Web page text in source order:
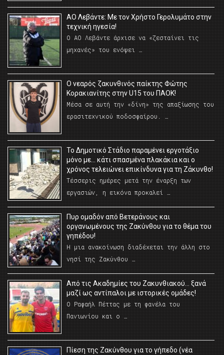
ΑΟ Λεβάντε: Με τον Χρήστο Γερολυμάτο στην
τεχνική ηγεσία!
Ο ΑΟ Λεβάντε άρχισε να «ζεσταίνει τις
μηχανές» του ενόψει …
O νεαρός ζακυνθινός παίκτης Φώτης
Κορακιανίτης στην U15 του ΠΑΟΚ!
Μέσα σε αυτή την «δίνη» της απαξίωσης του
ερασιτεχνικού ποδοσφαίρου. …
Το Δημοτικό Στάδιο παραμένει εργοτάξιο
μόνο με… κάτι σπασμένα πλακάκια και ο
χρόνος τελειώνει επικίνδυνα για τη Ζάκυνθο!
Τέσσερις ημέρες μετά την έναρξη των
εργασιών, η εικόνα προκαλεί …
Πυρ ομαδόν από Βετεράνους και
οργανωμένους της Ζακύνθου για το θέμα του
γηπέδου!
Η μια ανακοίνωση διαδέχεται την άλλη στο
νησί της Ζακύνθου …
Από τις Ακαδημίες του Ζακυνθιακού… ξανά
μαζί ως αντίπαλοι με ιστορικές ομάδες!
Ο Ραφαήλ Πέττας με τη φανέλα του
Πανιωνίου και ο …
Πίεση της Ζακύνθου για το γήπεδο (νέα